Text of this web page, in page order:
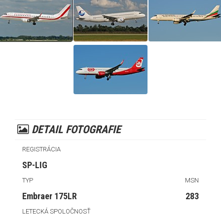
DETAIL FOTOGRAFIE
REGISTRÁCIA
SP-LIG
TYP MSN
Embraer 175LR 283
LETECKÁ SPOLOČNOSŤ